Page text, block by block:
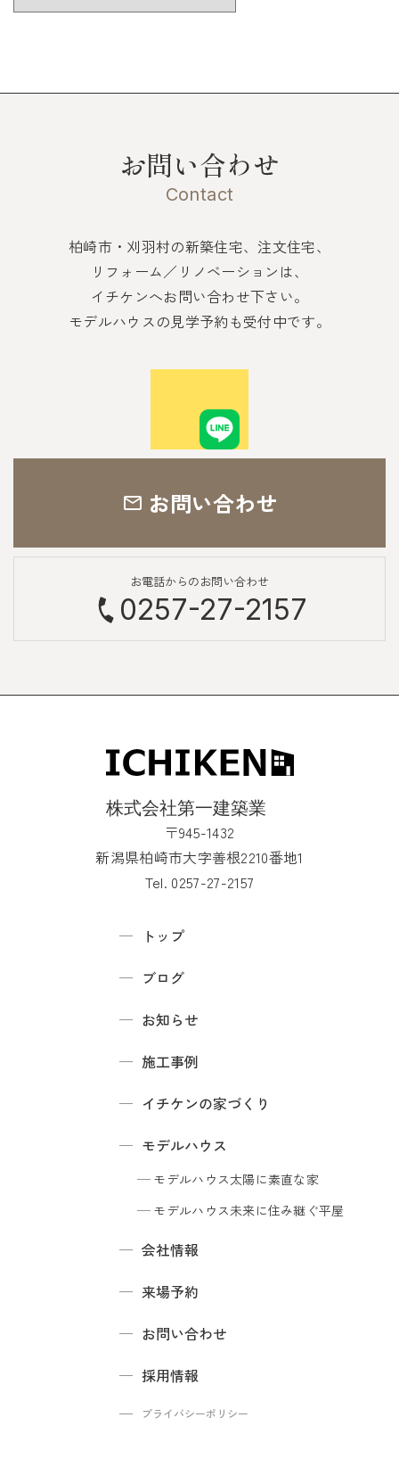
お問い合わせ
Contact
柏崎市・刈羽村の新築住宅、注文住宅、
リフォーム／リノベーションは、
イチケンへお問い合わせ下さい。
モデルハウスの見学予約も受付中です。
お問い合わせ
お電話からのお問い合わせ
0257-27-2157
〒945-1432
新潟県柏崎市大字善根2210番地1
Tel. 0257-27-2157
トップ
ブログ
お知らせ
施工事例
イチケンの家づくり
モデルハウス
モデルハウス太陽に素直な家
モデルハウス未来に住み継ぐ平屋
会社情報
来場予約
お問い合わせ
採用情報
プライバシーポリシー